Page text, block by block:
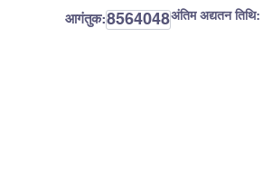
आगंतुक:8564048अंतिम अद्यतन तिथि: